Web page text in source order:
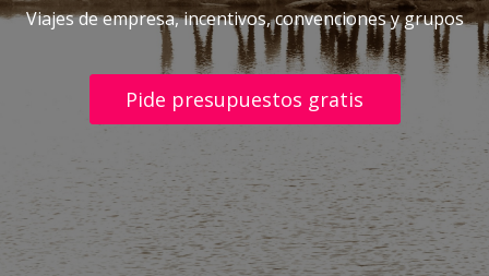
Viajes de empresa, incentivos, convenciones y grupos
Pide presupuestos gratis